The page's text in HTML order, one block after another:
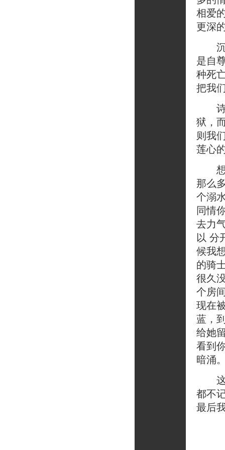
相爱
更深
沉
是自
种死
把我
诗
狱，
则我
莲心
想
那么
个溺
同情
去力
以 分
候我
的骑
很久
个房
现在
蓝，
给她
看到
暗涌
这
都不
最后